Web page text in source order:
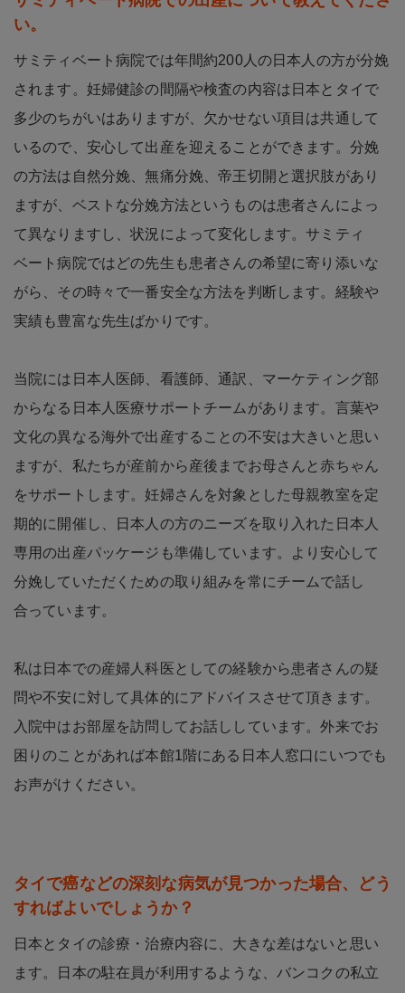
い。
サミティベート病院では年間約200人の日本人の方が分娩
されます。妊婦健診の間隔や検査の内容は日本とタイで
多少のちがいはありますが、欠かせない項目は共通して
いるので、安心して出産を迎えることができます。分娩
の方法は自然分娩、無痛分娩、帝王切開と選択肢があり
ますが、ベストな分娩方法というものは患者さんによっ
て異なりますし、状況によって変化します。サミティ
ベート病院ではどの先生も患者さんの希望に寄り添いな
がら、その時々で一番安全な方法を判断します。経験や
実績も豊富な先生ばかりです。
当院には日本人医師、看護師、通訳、マーケティング部
からなる日本人医療サポートチームがあります。言葉や
文化の異なる海外で出産することの不安は大きいと思い
ますが、私たちが産前から産後までお母さんと赤ちゃん
をサポートします。妊婦さんを対象とした母親教室を定
期的に開催し、日本人の方のニーズを取り入れた日本人
専用の出産パッケージも準備しています。より安心して
分娩していただくための取り組みを常にチームで話し
合っています。
私は日本での産婦人科医としての経験から患者さんの疑
問や不安に対して具体的にアドバイスさせて頂きます。
入院中はお部屋を訪問してお話ししています。外来でお
困りのことがあれば本館1階にある日本人窓口にいつでも
お声がけください。
タイで癌などの深刻な病気が見つかった場合、どう
すればよいでしょうか？
日本とタイの診療・治療内容に、大きな差はないと思い
ます。日本の駐在員が利用するような、バンコクの私立